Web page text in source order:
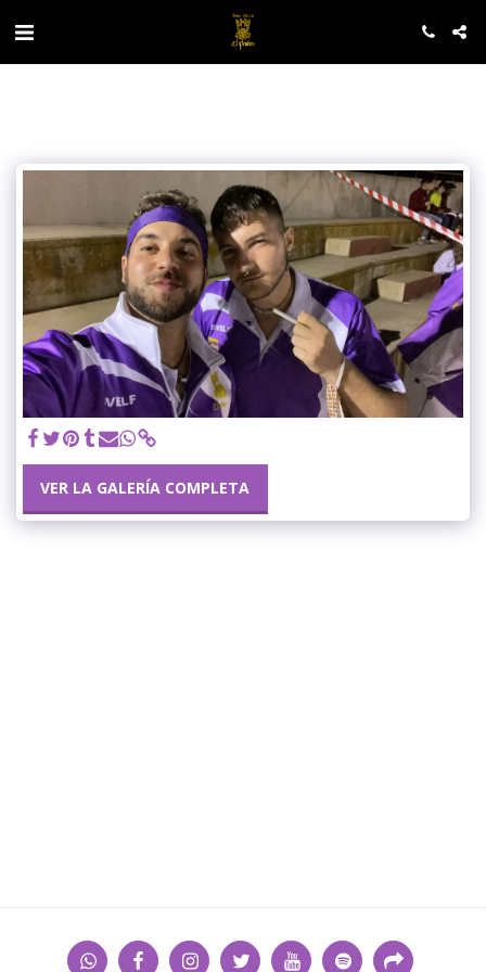
VER LA GALERÍA COMPLETA